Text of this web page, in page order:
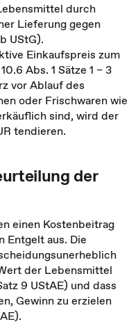
durch
Lieferung gegen
UStG).
Einkaufspreis zum
Abs. 1 Sätze 1 – 3
vor Ablauf des
oder Frischwaren wie
sind, wird der
tendieren.
der
einen Kostenbeitrag
Entgelt aus. Die
der Lebensmittel
9 UStAE) und dass
Gewinn zu erzielen